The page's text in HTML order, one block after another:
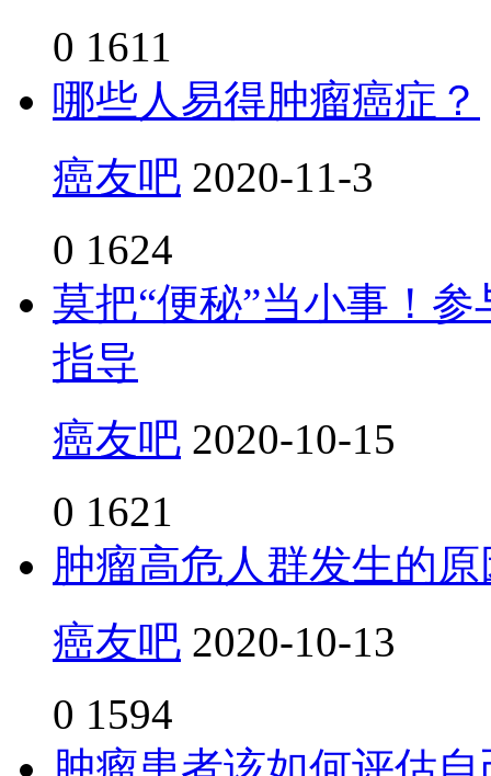
0 1611
哪些人易得肿瘤癌症？
癌友吧 2020-11-3
0 1624
莫把“便秘”当小事！
指导
癌友吧 2020-10-15
0 1621
肿瘤高危人群发生的
癌友吧 2020-10-13
0 1594